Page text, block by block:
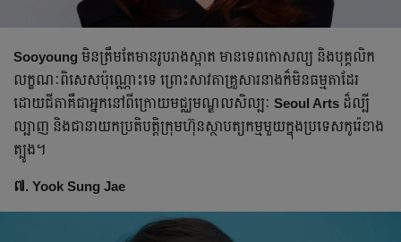
Sooyoung មិន​ត្រឹម​តែ​មាន​រូបរាង​ស្អាត មានទេពកោសល្យ និង​បុគ្គលិក​
លក្ខណៈ​ពិសេស​ប៉ុណ្ណោះ​ទេ ព្រោះសាវតាគ្រួសារនាងក៏មិនធម្មតាដែរ
ដោយជីតាគឺជា​អ្នក​នៅ​ពី​ក្រោយ​មជ្ឈមណ្ឌល​សិល្បៈ Seoul Arts ដ៏​ល្បី
ល្បាញ និង​ជា​នាយក​ប្រតិបត្តិ​ក្រុមហ៊ុន​ស្ថាបត្យកម្ម​មួយ​ក្នុង​ប្រទេស​កូរ៉េ​ខាង​
ត្បូង។
៧. Yook Sung Jae